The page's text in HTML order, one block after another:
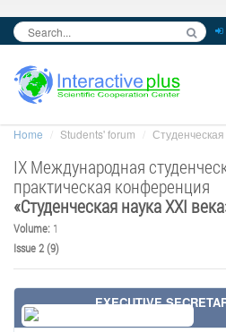
Home Students' forum Студенческая
IX Международная
практическая конференция
«Студенческая наука XXI века
Volume: 1
Issue 2 (9)
EXECUTIVE